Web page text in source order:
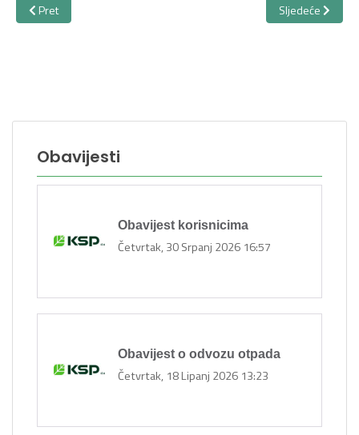
Prethodni članak: Obavijest o odvozu otpada
Pret Sljedeći članak:
Sljedeće
Obavijesti
Obavijest korisnicima
Četvrtak, 30 Srpanj 2026 16:57
Obavijest o odvozu otpada
Četvrtak, 18 Lipanj 2026 13:23